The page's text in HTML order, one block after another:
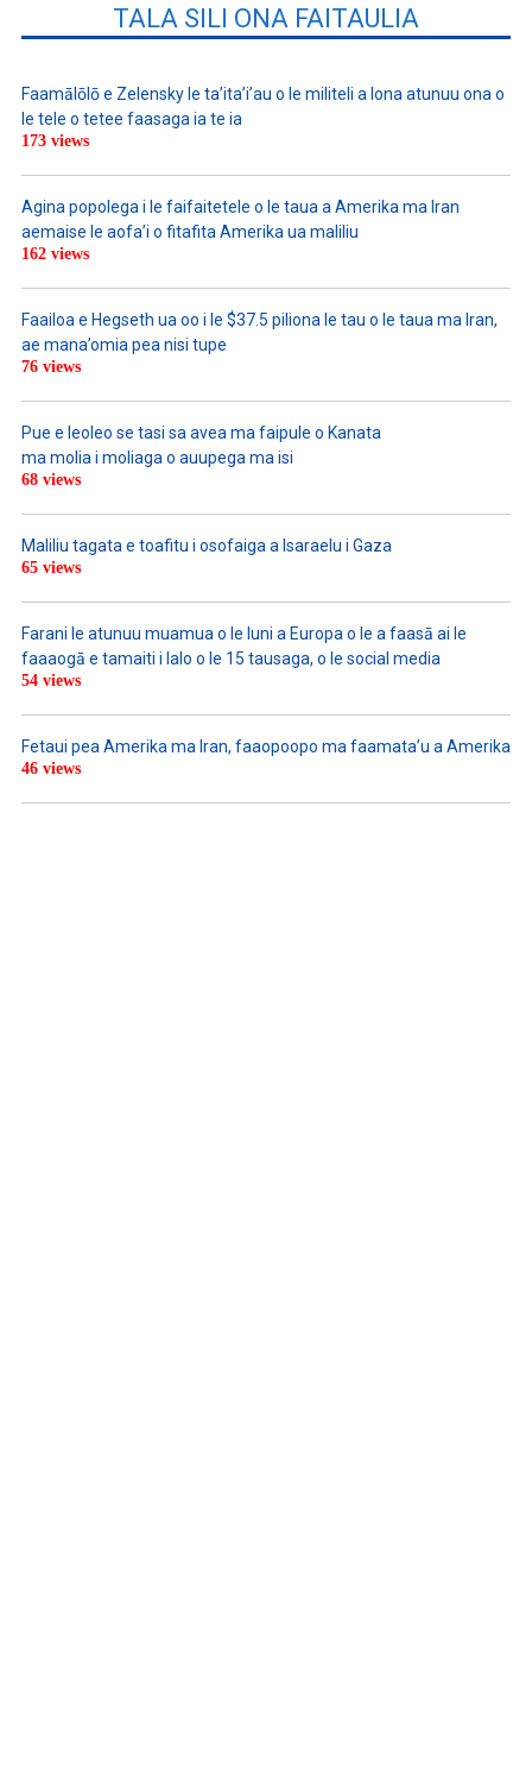
TALA SILI ONA FAITAULIA
Faamālōlō e Zelensky le ta’ita’i’au o le militeli a lona atunuu ona o
le tele o tetee faasaga ia te ia
173 views
Agina popolega i le faifaitetele o le taua a Amerika ma Iran
aemaise le aofa’i o fitafita Amerika ua maliliu
162 views
Faailoa e Hegseth ua oo i le $37.5 piliona le tau o le taua ma Iran,
ae mana’omia pea nisi tupe
76 views
Pue e leoleo se tasi sa avea ma faipule o Kanata
ma molia i moliaga o auupega ma isi
68 views
Maliliu tagata e toafitu i osofaiga a Isaraelu i Gaza
65 views
Farani le atunuu muamua o le Iuni a Europa o le a faasā ai le
faaaogā e tamaiti i lalo o le 15 tausaga, o le social media
54 views
Fetaui pea Amerika ma Iran, faaopoopo ma faamata’u a Amerika
46 views